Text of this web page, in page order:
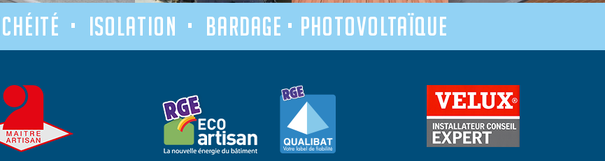
• isolation • bardage • Photovoltaïque